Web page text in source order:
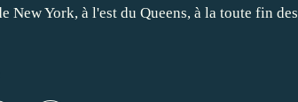
New York, à l'est du Queens, à la toute fin des